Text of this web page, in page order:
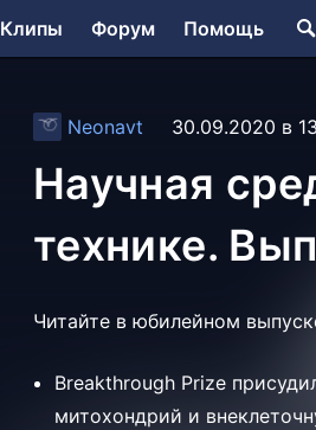
Клипы Форум Помощь
Neonavt 30.09.2020 в
Научная
технике.
Читайте в юбилейном
Breakthrough Prize
митохондрий и